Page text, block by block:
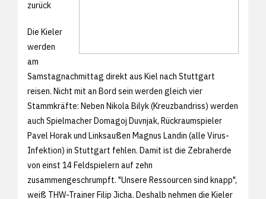
zurück
Die Kieler
werden
am
Samstagnachmittag direkt aus Kiel nach Stuttgart
reisen. Nicht mit an Bord sein werden gleich vier
Stammkräfte: Neben Nikola Bilyk (Kreuzbandriss) werden
auch Spielmacher Domagoj Duvnjak, Rückraumspieler
Pavel Horak und Linksaußen Magnus Landin (alle Virus-
Infektion) in Stuttgart fehlen. Damit ist die Zebraherde
von einst 14 Feldspielern auf zehn
zusammengeschrumpft. "Unsere Ressourcen sind knapp",
weiß THW-Trainer Filip Jicha. Deshalb nehmen die Kieler